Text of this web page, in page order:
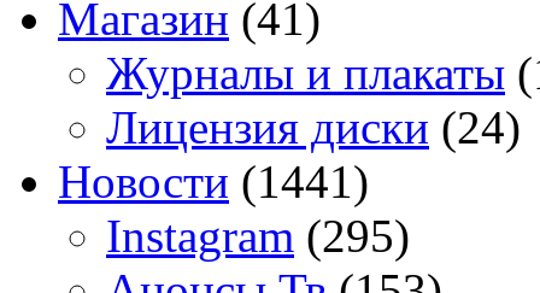
Магазин (41)
Журналы и плакаты
Лицензия диски (24)
Новости (1441)
Instagram (295)